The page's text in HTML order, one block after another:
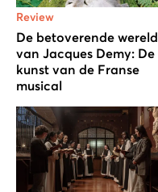
Review
De betoverende wereld
van Jacques Demy: De
kunst van de Franse
musical